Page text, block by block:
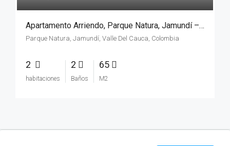
Apartamento Arriendo, Parque Natura, Jamundí – 2747
Parque Natura, Jamundí, Valle Del Cauca, Colombia
2
habitaciones
2
Baños
65
M2